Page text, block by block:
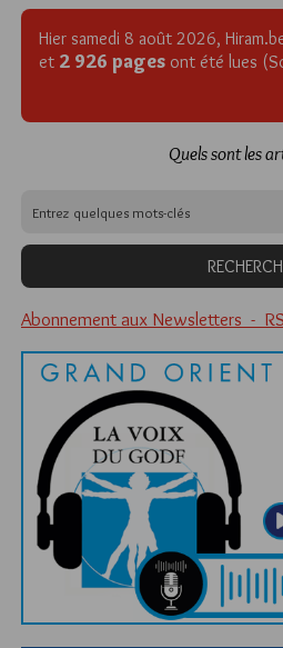
Hier samedi 8 août 2026,
et 2 926 pages ont été lues
Quels sont les
Abonnement aux Newsletters -